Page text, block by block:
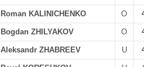
Roman KALINICHENKO O
Bogdan ZHILYAKOV O
Aleksandr ZHABREEV U